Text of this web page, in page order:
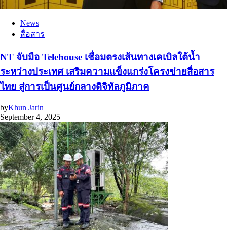
News
สื่อสาร
NT จับมือ Telehouse เชื่อมตรงเส้นทางเคเบิลใต้น้ำ
ระหว่างประเทศ เสริมความแข็งแกร่งโครงข่ายสื่อสาร
ไทย สู่การเป็นศูนย์กลางดิจิทัลภูมิภาค
byKhun Jarin
September 4, 2025